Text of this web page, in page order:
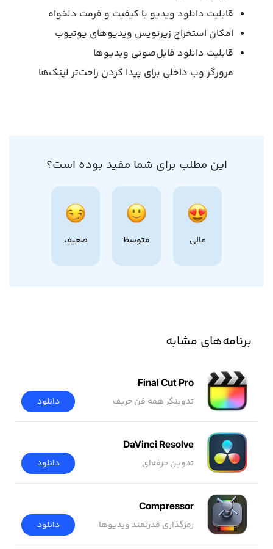
قابلیت دانلود ویدیو با کیفیت و فرمت دلخواه
امکان استخراج زیرنویس ویدیوهای یوتیوب
قابلیت دانلود فایل‌صوتی ویدیوها
مرورگر وب داخلی برای پیدا کردن راحت‌تر لینک‌ها
این مطلب برای شما مفید بوده است؟
عالی متوسط ضعیف
برنامه‌های مشابه
Final Cut Pro
تدوینگر همه فن حریف دانلود
DaVinci Resolve
تدوین حرفه‌ای دانلود
Compressor
رمزگذاری قدرتمند ویدیوها دانلود